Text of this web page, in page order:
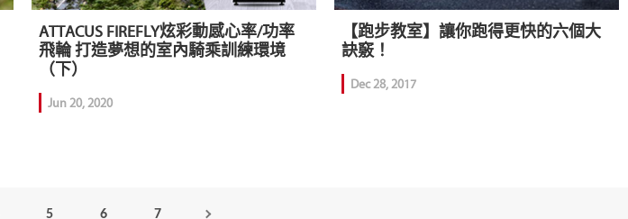
ATTACUS FIREFLY炫彩動感心率/功率
飛輪 打造夢想的室內騎乘訓練環境
（下）
Jun 20, 2020
【跑步教室】讓你跑得更快的六個大
訣竅！
Dec 28, 2017
5 6 7